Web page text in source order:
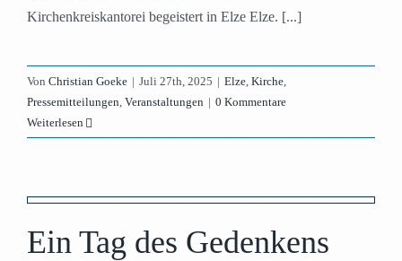
Kirchenkreiskantorei begeistert in Elze Elze. [...]
Von Christian Goeke | Juli 27th, 2025 | Elze, Kirche,
Pressemitteilungen, Veranstaltungen | 0 Kommentare
Weiterlesen
Ein Tag des Gedenkens